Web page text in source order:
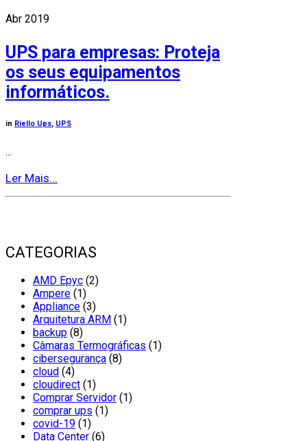
Abr 2019
UPS para empresas: Proteja
os seus equipamentos
informáticos.
in Riello Ups, UPS
...
Ler Mais...
CATEGORIAS
AMD Epyc (2)
Ampere (1)
Appliance (3)
Arquitetura ARM (1)
backup (8)
Câmaras Termográficas (1)
cibersegurança (8)
cloud (4)
cloudirect (1)
Comprar Servidor (1)
comprar ups (1)
covid-19 (1)
Data Center (6)